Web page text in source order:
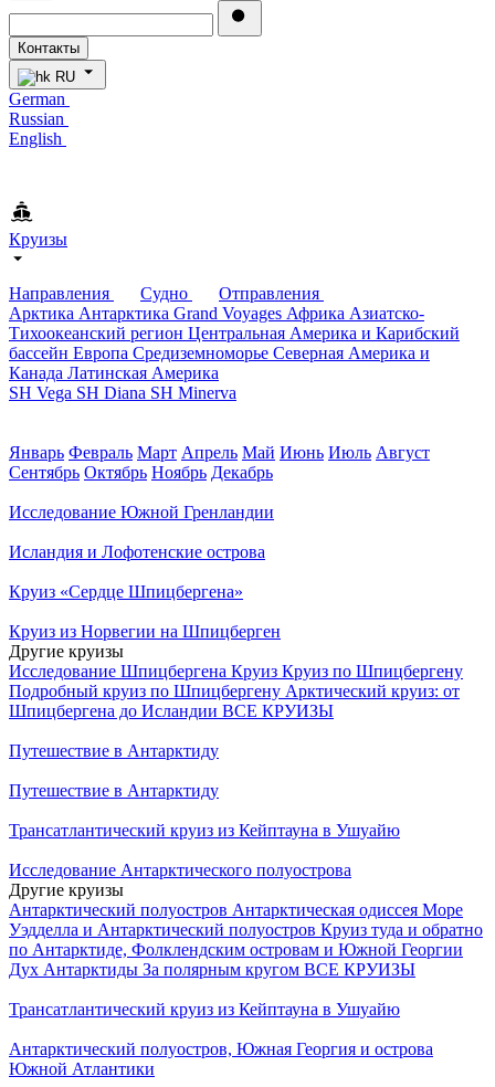
Контакты
RU
German
Russian
English
Круизы
Направления Судно
Отправления
Арктика Антарктика Grand Voyages Африка Азиатско-
Тихоокеанский регион Центральная Америка и Карибский
бассейн Европа Средиземноморье Северная Америка и
Канада Латинская Америка
SH Vega SH Diana SH Minerva
Январь Февраль Март Апрель Май Июнь Июль Август
Сентябрь Октябрь Ноябрь Декабрь
Исследование Южной Гренландии
Исландия и Лофотенские острова
Круиз «Сердце Шпицбергена»
Круиз из Норвегии на Шпицберген
Другие круизы
Исследование Шпицбергена Круиз Круиз по Шпицбергену
Подробный круиз по Шпицбергену Арктический круиз: от
Шпицбергена до Исландии ВСЕ КРУИЗЫ
Путешествие в Антарктиду
Путешествие в Антарктиду
Трансатлантический круиз из Кейптауна в Ушуайю
Исследование Антарктического полуострова
Другие круизы
Антарктический полуостров Антарктическая одиссея Море
Уэдделла и Антарктический полуостров Круиз туда и обратно
по Антарктиде, Фолклендским островам и Южной Георгии
Дух Антарктиды За полярным кругом ВСЕ КРУИЗЫ
Трансатлантический круиз из Кейптауна в Ушуайю
Антарктический полуостров, Южная Георгия и острова
Южной Атлантики